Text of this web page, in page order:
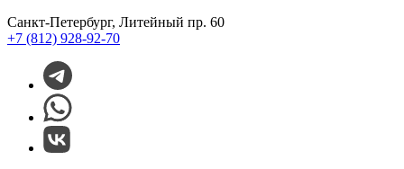
Санкт-Петербург, Литейный пр. 60
+7 (812) 928-92-70